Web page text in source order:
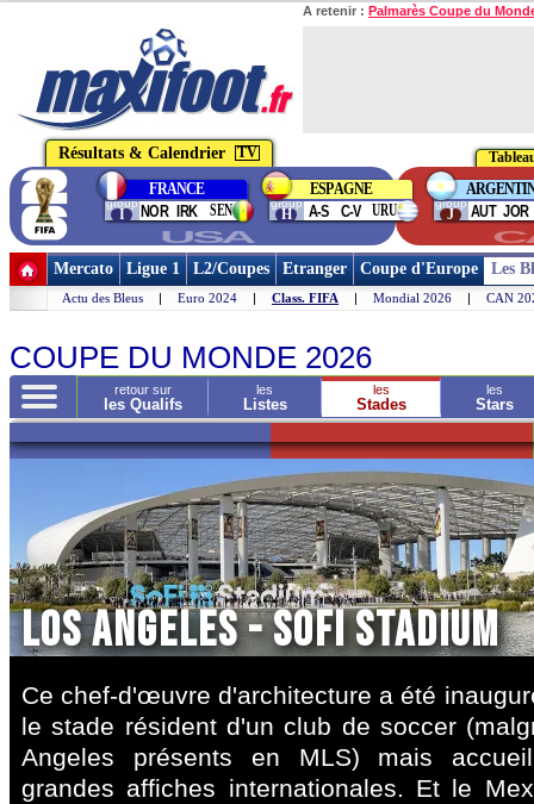
A retenir : Palmarès Coupe du
Résultats & Calendrier TV
group
I
FRANCE
SEN
NOR IRK group
H
ESPAGNE
URU
A-S C-V group
J
AUT JOR
USA
Mercato Ligue 1 L2/Coupes Etranger Coupe d'Europe Les
Actu des Bleus | Euro 2024 | Class. FIFA | Mondial 2026 | CAN
COUPE DU MONDE 2026
retour sur
les Qualifs
les
Listes
les
Stades
les
Stars
Choisir un autre
Los Angeles - SoFi Stadium
Ce chef-d'œuvre d'architecture a été
le stade résident d'un club de soccer
Angeles présents en MLS) mais
grandes affiches internationales. Et le